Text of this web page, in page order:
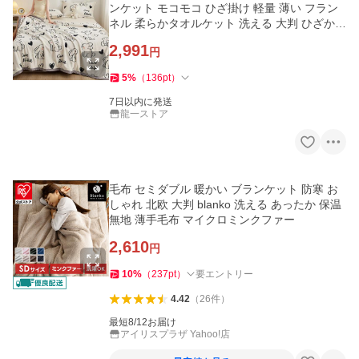
ンケット モコモコ ひざ掛け 軽量 薄い フラン
ネル 柔らかタオルケット 洗える 大判 ひざかけ
2,991円
5% （ 136pt）
7日以内に発送
龍一ストア
毛布 セミダブル 暖かい ブランケット 防寒 お
しゃれ 北欧 大判 blanko 洗える あったか 保温
無地 薄手毛布 マイクロミンクファー
2,610円
10% （237pt） 要エントリー
4.42（26件）
最短8/12お届け
アイリスプラザ Yahoo!店